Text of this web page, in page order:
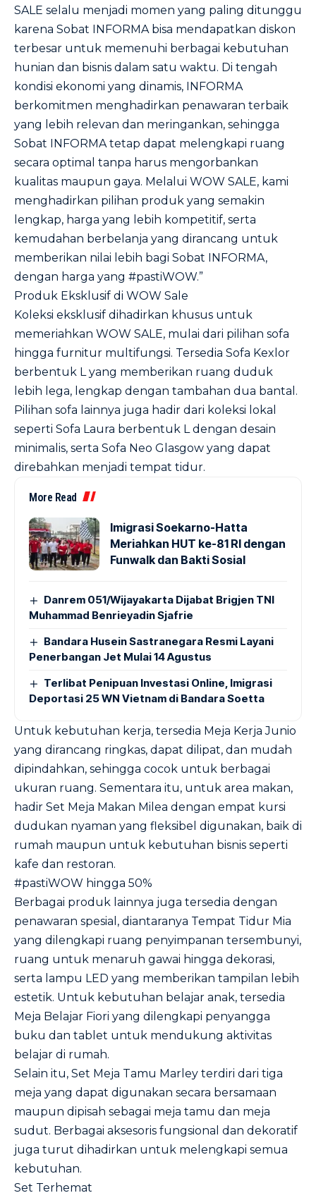
SALE selalu menjadi momen yang paling ditunggu
karena Sobat INFORMA bisa mendapatkan diskon
terbesar untuk memenuhi berbagai kebutuhan
hunian dan bisnis dalam satu waktu. Di tengah
kondisi ekonomi yang dinamis, INFORMA
berkomitmen menghadirkan penawaran terbaik
yang lebih relevan dan meringankan, sehingga
Sobat INFORMA tetap dapat melengkapi ruang
secara optimal tanpa harus mengorbankan
kualitas maupun gaya. Melalui WOW SALE, kami
menghadirkan pilihan produk yang semakin
lengkap, harga yang lebih kompetitif, serta
kemudahan berbelanja yang dirancang untuk
memberikan nilai lebih bagi Sobat INFORMA,
dengan harga yang #pastiWOW.”
Produk Eksklusif di WOW Sale
Koleksi eksklusif dihadirkan khusus untuk
memeriahkan WOW SALE, mulai dari pilihan sofa
hingga furnitur multifungsi. Tersedia Sofa Kexlor
berbentuk L yang memberikan ruang duduk
lebih lega, lengkap dengan tambahan dua bantal.
Pilihan sofa lainnya juga hadir dari koleksi lokal
seperti Sofa Laura berbentuk L dengan desain
minimalis, serta Sofa Neo Glasgow yang dapat
direbahkan menjadi tempat tidur.
More Read
Imigrasi Soekarno-Hatta
Meriahkan HUT ke-81 RI dengan
Funwalk dan Bakti Sosial
Danrem 051/Wijayakarta Dijabat Brigjen TNI
Muhammad Benrieyadin Sjafrie
Bandara Husein Sastranegara Resmi Layani
Penerbangan Jet Mulai 14 Agustus
Terlibat Penipuan Investasi Online, Imigrasi
Deportasi 25 WN Vietnam di Bandara Soetta
Untuk kebutuhan kerja, tersedia Meja Kerja Junio
yang dirancang ringkas, dapat dilipat, dan mudah
dipindahkan, sehingga cocok untuk berbagai
ukuran ruang. Sementara itu, untuk area makan,
hadir Set Meja Makan Milea dengan empat kursi
dudukan nyaman yang fleksibel digunakan, baik di
rumah maupun untuk kebutuhan bisnis seperti
kafe dan restoran.
#pastiWOW hingga 50%
Berbagai produk lainnya juga tersedia dengan
penawaran spesial, diantaranya Tempat Tidur Mia
yang dilengkapi ruang penyimpanan tersembunyi,
ruang untuk menaruh gawai hingga dekorasi,
serta lampu LED yang memberikan tampilan lebih
estetik. Untuk kebutuhan belajar anak, tersedia
Meja Belajar Fiori yang dilengkapi penyangga
buku dan tablet untuk mendukung aktivitas
belajar di rumah.
Selain itu, Set Meja Tamu Marley terdiri dari tiga
meja yang dapat digunakan secara bersamaan
maupun dipisah sebagai meja tamu dan meja
sudut. Berbagai aksesoris fungsional dan dekoratif
juga turut dihadirkan untuk melengkapi semua
kebutuhan.
Set Terhemat